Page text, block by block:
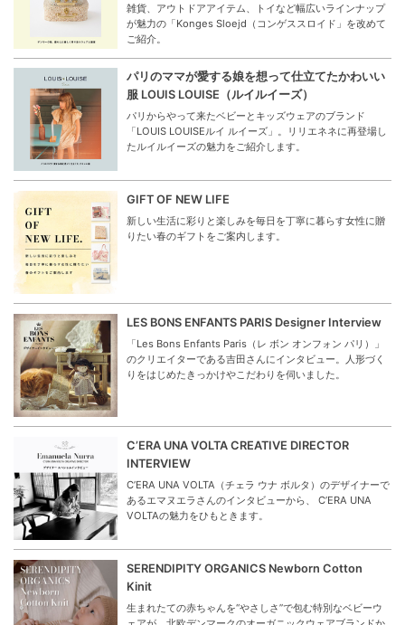
雑貨、アウトドアアイテム、トイなど幅広いラインナップ
が魅力の「Konges Sloejd（コンゲススロイド」を改めて
ご紹介。
パリのママが愛する娘を想って仕立てたかわいい
服 LOUIS LOUISE（ルイルイーズ）
パリからやって来たベビーとキッズウェアのブランド
「LOUIS LOUISEルイ ルイーズ」。リリエネネに再登場し
たルイルイーズの魅力をご紹介します。
GIFT OF NEW LIFE
新しい生活に彩りと楽しみを毎日を丁寧に暮らす女性に贈
りたい春のギフトをご案内します。
LES BONS ENFANTS PARIS Designer Interview
「Les Bons Enfants Paris（レ ボン オンフォン パリ）」
のクリエイターである吉田さんにインタビュー。人形づく
りをはじめたきっかけやこだわりを伺いました。
C’ERA UNA VOLTA CREATIVE DIRECTOR
INTERVIEW
C’ERA UNA VOLTA（チェラ ウナ ボルタ）のデザイナーで
あるエマヌエラさんのインタビューから、 C’ERA UNA
VOLTAの魅力をひもときます。
SERENDIPITY ORGANICS Newborn Cotton
Kinit
生まれたての赤ちゃんを“やさしさ”で包む特別なベビーウ